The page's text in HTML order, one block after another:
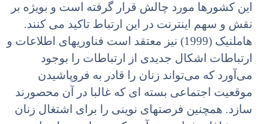
این کشورها مورد چالش قرار گرفته است و بویژه بر
نقش و سهم اینترنت در این ارتباط تاکید می کنند.
هاملنیک (1999) نیز معتقد است فناوریهای اطلاعات و
ارتباطات اشکال جدیدی از ارتباطات را بوجود
می‌آورد که می‌تواند زنان را قادر به فروپاشیدن
موقعیت اجتماعی بسته ای که غالبا در آن محصورند
سازد. همچنین فرصتهای نوینی را برای اشتغال زنان